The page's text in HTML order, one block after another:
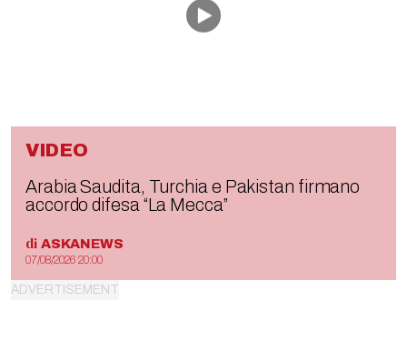
VIDEO
Arabia Saudita, Turchia e Pakistan firmano
accordo difesa “La Mecca”
di ASKANEWS
07/08/2026 20:00